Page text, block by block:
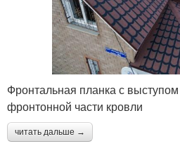
Фронтальная планка с
фронтонной части кровли
читать дальше →